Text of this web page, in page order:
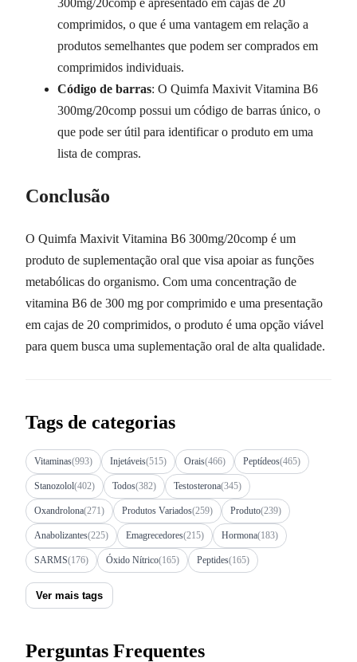
300mg/20comp é apresentado em cajas de 20
comprimidos, o que é uma vantagem em relação a
produtos semelhantes que podem ser comprados em
comprimidos individuais.
Código de barras: O Quimfa Maxivit Vitamina B6
300mg/20comp possui um código de barras único, o
que pode ser útil para identificar o produto em uma
lista de compras.
Conclusão
O Quimfa Maxivit Vitamina B6 300mg/20comp é um
produto de suplementação oral que visa apoiar as funções
metabólicas do organismo. Com uma concentração de
vitamina B6 de 300 mg por comprimido e uma presentação
em cajas de 20 comprimidos, o produto é uma opção viável
para quem busca uma suplementação oral de alta qualidade.
Tags de categorias
Vitaminas(993) Injetáveis(515) Orais(466) Peptídeos(465)
Stanozolol(402) Todos(382) Testosterona(345)
Oxandrolona(271) Produtos Variados(259) Produto(239)
Anabolizantes(225) Emagrecedores(215) Hormona(183)
SARMS(176) Óxido Nítrico(165) Peptides(165)
Ver mais tags
Perguntas Frequentes